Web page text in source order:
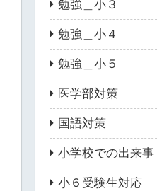
勉強＿小３
勉強＿小４
勉強＿小５
医学部対策
国語対策
小学校での出来事
小６受験生対応